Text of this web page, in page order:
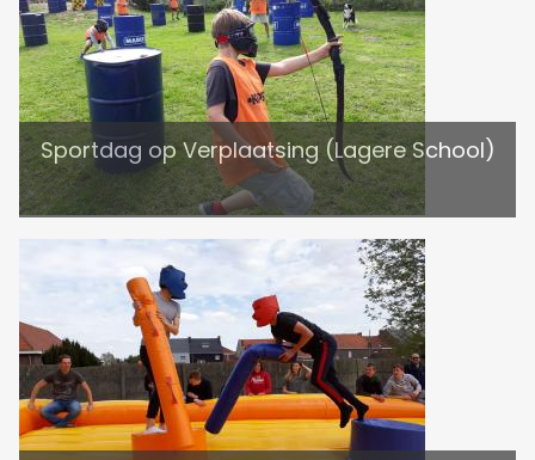
Sportdag op Verplaatsing (Lagere School)